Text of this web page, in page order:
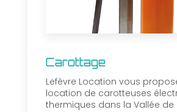
Carottage
Lefèvre Location vous
location de carotteuses
thermiques dans la Vallée de